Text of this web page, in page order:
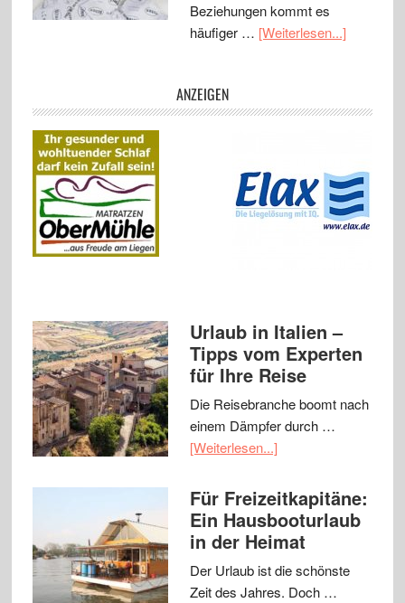
Beziehungen kommt es
häufiger … [Weiterlesen...]
ANZEIGEN
Urlaub in Italien –
Tipps vom Experten
für Ihre Reise
Die Reisebranche boomt nach
einem Dämpfer durch …
[Weiterlesen...]
Für Freizeitkapitäne:
Ein Hausbooturlaub
in der Heimat
Der Urlaub ist die schönste
Zeit des Jahres. Doch …